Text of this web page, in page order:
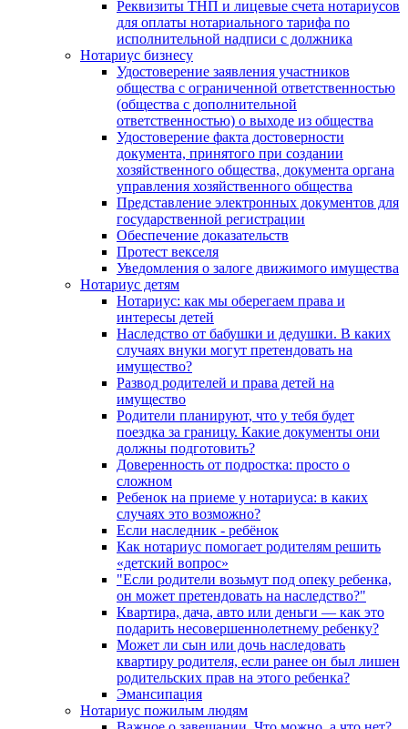
Реквизиты ТНП и лицевые счета нотариусов
для оплаты нотариального тарифа по
исполнительной надписи с должника
Нотариус бизнесу
Удостоверение заявления участников
общества с ограниченной ответственностью
(общества с дополнительной
ответственностью) о выходе из общества
Удостоверение факта достоверности
документа, принятого при создании
хозяйственного общества, документа органа
управления хозяйственного общества
Представление электронных документов для
государственной регистрации
Обеспечение доказательств
Протест векселя
Уведомления о залоге движимого имущества
Нотариус детям
Нотариус: как мы оберегаем права и
интересы детей
Наследство от бабушки и дедушки. В каких
случаях внуки могут претендовать на
имущество?
Развод родителей и права детей на
имущество
Родители планируют, что у тебя будет
поездка за границу. Какие документы они
должны подготовить?
Доверенность от подростка: просто о
сложном
Ребенок на приеме у нотариуса: в каких
случаях это возможно?
Если наследник - ребёнок
Как нотариус помогает родителям решить
«детский вопрос»
"Если родители возьмут под опеку ребенка,
он может претендовать на наследство?"
Квартира, дача, авто или деньги — как это
подарить несовершеннолетнему ребенку?
Может ли сын или дочь наследовать
квартиру родителя, если ранее он был лишен
родительских прав на этого ребенка?
Эмансипация
Нотариус пожилым людям